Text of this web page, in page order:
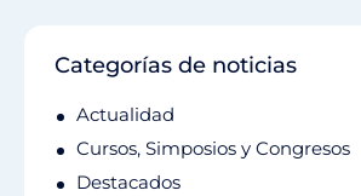
Categorías de noticias
Actualidad
Cursos, Simposios y Congresos
Destacados